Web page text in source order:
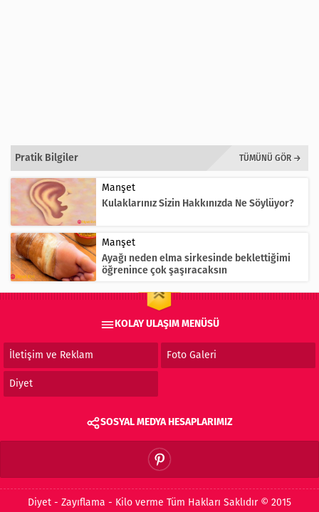
Pratik Bilgiler TÜMÜNÜ GÖR →
Manşet
Kulaklarınız Sizin Hakkınızda Ne Söylüyor?
Manşet
Ayağı neden elma sirkesinde beklettiğimi
öğrenince çok şaşıracaksın
KOLAY ULAŞIM MENÜSÜ
İletişim ve Reklam Foto Galeri
Diyet
SOSYAL MEDYA HESAPLARIMIZ
Diyet - Zayıflama - Kilo verme Tüm Hakları Saklıdır © 2015